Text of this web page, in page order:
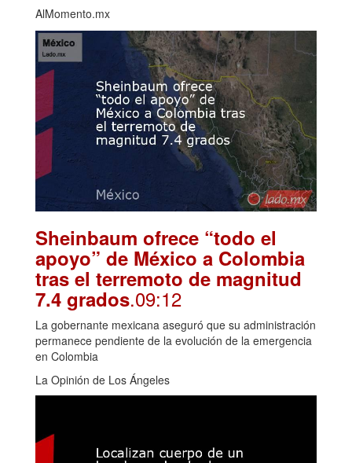
AlMomento.mx
Sheinbaum ofrece “todo el
apoyo” de México a Colombia
tras el terremoto de magnitud
7.4 grados.09:12
La gobernante mexicana aseguró que su administración
permanece pendiente de la evolución de la emergencia
en Colombia
La Opinión de Los Ángeles